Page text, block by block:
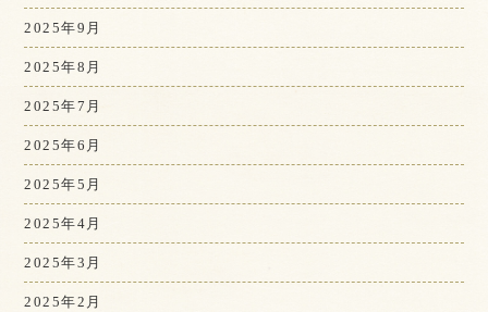
2025年9月
2025年8月
2025年7月
2025年6月
2025年5月
2025年4月
2025年3月
2025年2月